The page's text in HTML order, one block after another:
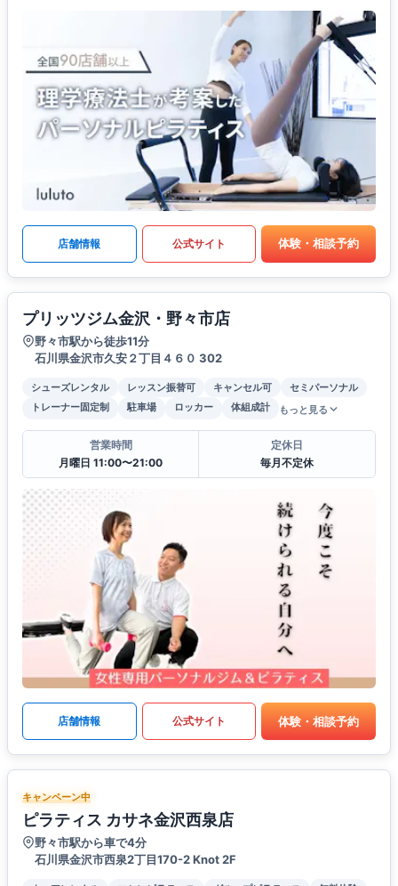
店舗情報 公式サイト 体験・相談予約
プリッツジム金沢・野々市店
野々市駅から徒歩11分
石川県金沢市久安２丁目４６０ 302
シューズレンタル レッスン振替可 キャンセル可
セミパーソナル
トレーナー固定制
駐車場 ロッカー 体組成計 もっと見る
営業時間
月曜日 11:00〜21:00
定休日
毎月不定休
店舗情報 公式サイト 体験・相談予約
キャンペーン中
ピラティス カサネ金沢西泉店
野々市駅から車で4分
石川県金沢市西泉2丁目170-2 Knot 2F